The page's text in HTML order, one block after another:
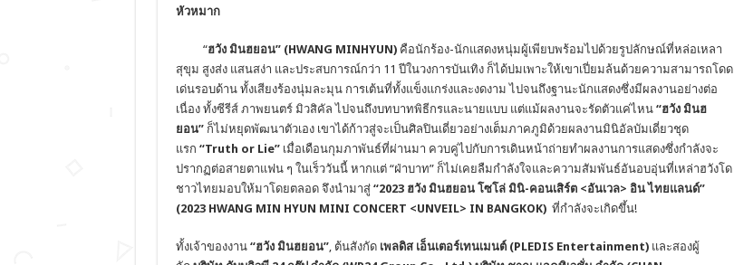
หัวหมาก
“ฮวัง มินฮยอน” (HWANG MINHYUN)คือนักร้อง-นักแสดงหนุ่มผู้เพียบพร้อมไปด้วยรูปลักษณ์ที่หล่อเหลา
สุขุม สูงส่ง แสนสง่า และประสบการณ์กว่า 11 ปีในวงการบันเทิง ก็ได้บ่มเพาะให้เขาเปี่ยมล้นด้วยความสามารถโดด
เด่นรอบด้าน ทั้งเสียงร้องนุ่มละมุน การเต้นที่ทั้งแข็งแกร่งและงดงาม ไปจนถึงฐานะนักแสดงซึ่งมีผลงานอย่างต่อ
เนื่อง ทั้งซีรีส์ ภาพยนตร์ มิวสิคัล ไปจนถึงบทบาทพิธีกรและนายแบบ แต่แม้ผลงานจะรัดตัวแค่ไหน “ฮวัง มินฮ
ยอน”ก็ไม่หยุดพัฒนาตัวเอง เขาได้ก้าวสู่จะเป็นศิลปินเดี่ยวอย่างเต็มภาคภูมิด้วยผลงานมินิอัลบัมเดี่ยวชุด
แรก “Truth or Lie”เมื่อเดือนกุมภาพันธ์ที่ผ่านมา ควบคู่ไปกับการเดินหน้าถ่ายทำผลงานการแสดงซึ่งกำลังจะ
ปรากฏต่อสายตาแฟน ๆ ในเร็ววันนี้ หากแต่ “ฝ่าบาท” ก็ไม่เคยลืมกำลังใจและความสัมพันธ์อันอบอุ่นที่เหล่าฮวังโด
ชาวไทยมอบให้มาโดยตลอด จึงนำมาสู่ “2023 ฮวัง มินฮยอน โซโล่ มินิ-คอนเสิร์ต <อันเวล> อิน ไทยแลนด์”
(2023 HWANG MIN HYUN MINI CONCERT <UNVEIL> IN BANGKOK)ที่กำลังจะเกิดขึ้น!
ทั้งเจ้าของงาน “ฮวัง มินฮยอน”, ต้นสังกัด เพลดิส เอ็นเตอร์เทนเมนต์ (PLEDIS Entertainment)และสองผู้